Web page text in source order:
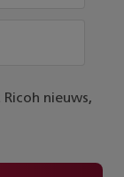
nieuws,